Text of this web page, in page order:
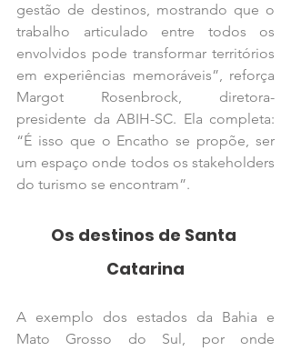
gestão de destinos, mostrando que o
trabalho articulado entre todos os
envolvidos pode transformar territórios
em experiências memoráveis”, reforça
Margot Rosenbrock, diretora-
presidente da ABIH-SC. Ela completa:
“É isso que o Encatho se propõe, ser
um espaço onde todos os stakeholders
do turismo se encontram”.
Os destinos de Santa
Catarina
A exemplo dos estados da Bahia e
Mato Grosso do Sul, por onde